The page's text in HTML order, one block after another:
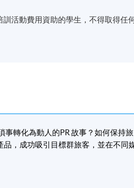
活動費用資助的學生，不得取得任
事轉化為動人的PR故事？如何保持旅
品，成功吸引 目標群旅客， 並在不同